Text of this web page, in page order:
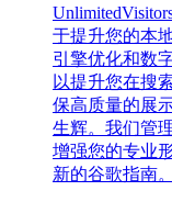
于提升您的本
引擎优化和数
以提升您在搜
保高质量的展
生辉。我们管
增强您的专业
新的谷歌指南